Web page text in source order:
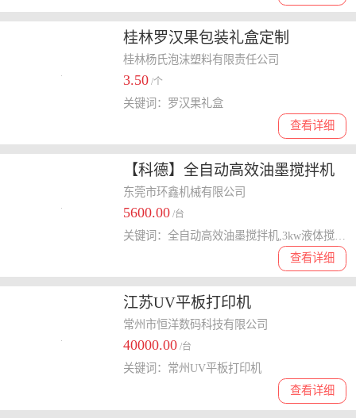
桂林罗汉果包装礼盒定制
桂林杨氏泡沫塑料有限责任公司
3.50 /个
查看详细
关键词：罗汉果礼盒
【科德】全自动高效油墨搅拌机
价格 东莞市3kw液体搅拌机现货
上市
东莞市环鑫机械有限公司
5600.00 /台
查看详细
江苏UV平板打印机
常州市恒洋数码科技有限公司
40000.00 /台
查看详细
关键词：常州UV平板打印机